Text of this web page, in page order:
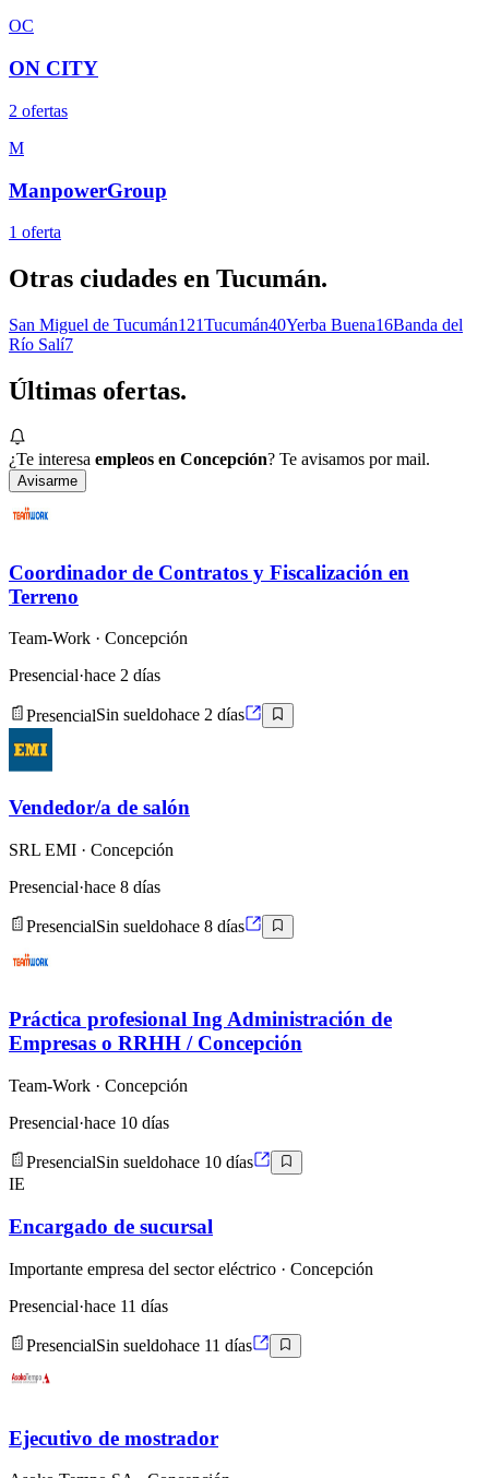
OC
ON CITY
2 ofertas
M
ManpowerGroup
1 oferta
Otras ciudades en Tucumán.
San Miguel de Tucumán121Tucumán40Yerba Buena16Banda del
Río Salí7
Últimas ofertas.
¿Te interesa empleos en Concepción? Te avisamos por mail.
Avisarme
Coordinador de Contratos y Fiscalización en
Terreno
Team-Work · Concepción
Presencial·hace 2 días
PresencialSin sueldohace 2 días
Vendedor/a de salón
SRL EMI · Concepción
Presencial·hace 8 días
PresencialSin sueldohace 8 días
Práctica profesional Ing Administración de
Empresas o RRHH / Concepción
Team-Work · Concepción
Presencial·hace 10 días
PresencialSin sueldohace 10 días
IE
Encargado de sucursal
Importante empresa del sector eléctrico · Concepción
Presencial·hace 11 días
PresencialSin sueldohace 11 días
Ejecutivo de mostrador